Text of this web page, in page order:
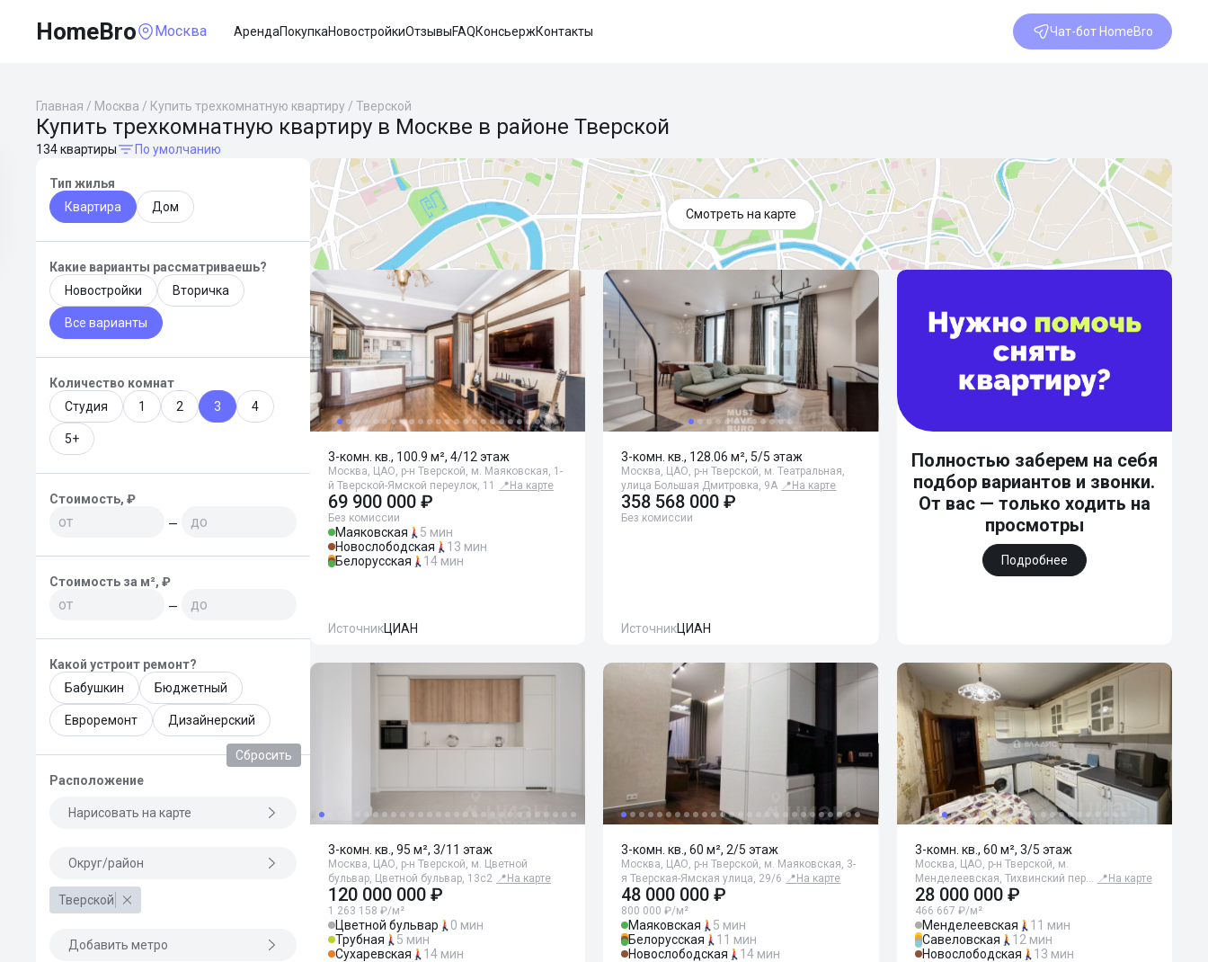
HomeBro Москва АрендаПокупкаНовостройкиОтзывыFAQКонсьержКонтакты Чат-бот HomeBro
Главная / Москва / Купить трехкомнатную квартиру / Тверской
Купить трехкомнатную квартиру в Москве в районе Тверской
134 квартиры По умолчанию
Тип жилья
Квартира
Дом
Какие варианты рассматриваешь?
Новостройки
Вторичка
Все варианты
Количество комнат
Студия
1 2 3 4
5+
Стоимость, ₽
—
Стоимость за м², ₽
—
Какой устроит ремонт?
Бабушкин
Бюджетный
Евроремонт Дизайнерский
Сбросить
Расположение
Нарисовать на карте
Округ/район
Тверской
Добавить метро
Смотреть на карте
3-комн. кв., 100.9 м², 4/12 этаж
Москва, ЦАО, р-н Тверской, м. Маяковская, 1-
й Тверской-Ямской переулок, 11
📍 На карте
69 900 000 ₽
Без комиссии
Маяковская
5 мин
Новослободская
13 мин
Белорусская
14 мин
ИсточникЦИАН
3-комн. кв., 128.06 м², 5/5 этаж
Москва, ЦАО, р-н Тверской, м. Театральная,
улица Большая Дмитровка, 9А 📍 На карте
358 568 000 ₽
Без комиссии
ИсточникЦИАН
Полностью заберем на себя
подбор вариантов и звонки.
От вас — только ходить на
просмотры
Подробнее
3-комн. кв., 95 м², 3/11 этаж
Москва, ЦАО, р-н Тверской, м. Цветной
бульвар, Цветной бульвар, 13с2 📍 На карте
120 000 000 ₽
1 263 158 ₽/м²
Цветной бульвар
0 мин
Трубная
5 мин
Сухаревская
14 мин
3-комн. кв., 60 м², 2/5 этаж
Москва, ЦАО, р-н Тверской, м. Маяковская, 3-
я Тверская-Ямская улица, 29/6 📍 На карте
48 000 000 ₽
800 000 ₽/м²
Маяковская
5 мин
Белорусская
11 мин
Новослободская
14 мин
3-комн. кв., 60 м², 3/5 этаж
Москва, ЦАО, р-н Тверской, м.
Менделеевская, Тихвинский пер… 📍 На карте
28 000 000 ₽
466 667 ₽/м²
Менделеевская
11 мин
Савеловская
12 мин
Новослободская
13 мин